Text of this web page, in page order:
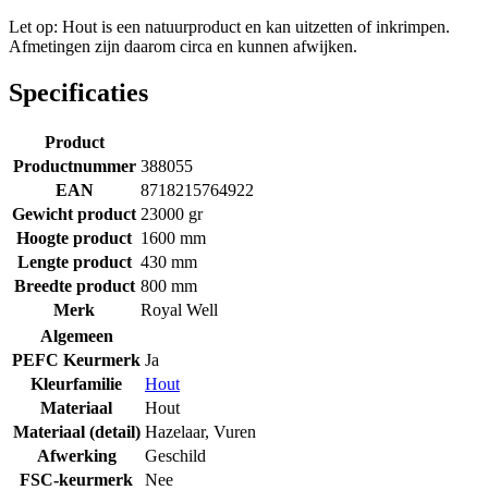
Let op: Hout is een natuurproduct en kan uitzetten of inkrimpen.
Afmetingen zijn daarom circa en kunnen afwijken.
Specificaties
Product
Productnummer 388055
EAN
8718215764922
Gewicht product 23000 gr
Hoogte product 1600 mm
Lengte product 430 mm
Breedte product 800 mm
Merk
Royal Well
Algemeen
PEFC Keurmerk Ja
Kleurfamilie
Hout
Materiaal
Hout
Materiaal (detail) Hazelaar, Vuren
Afwerking
Geschild
FSC-keurmerk
Nee